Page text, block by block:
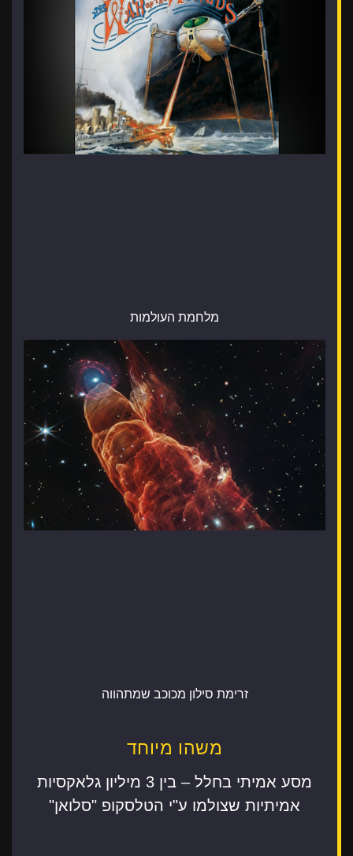
מלחמת העולמות
זרימת סילון מכוכב שמתהווה
משהו מיוחד
מסע אמיתי בחלל – בין 3 מיליון גלאקסיות
אמיתיות שצולמו ע"י הטלסקופ "סלואן"